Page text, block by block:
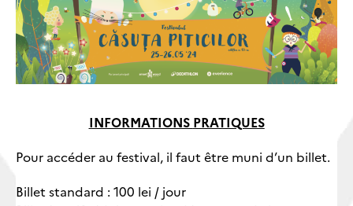
INFORMATIONS PRATIQUES
Pour accéder au festival, il faut être muni d’un billet.
Billet standard : 100 lei / jour